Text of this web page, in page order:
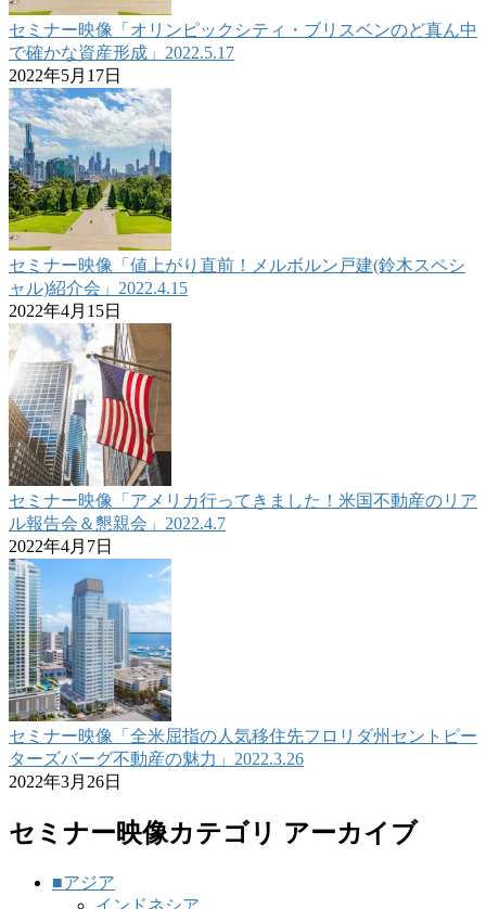
セミナー映像「オリンピックシティ・ブリスベンのど真ん中
で確かな資産形成」2022.5.17
2022年5月17日
セミナー映像「値上がり直前！メルボルン戸建(鈴木スペシ
ャル)紹介会」2022.4.15
2022年4月15日
セミナー映像「アメリカ行ってきました！米国不動産のリア
ル報告会＆懇親会」2022.4.7
2022年4月7日
セミナー映像「全米屈指の人気移住先フロリダ州セントピー
ターズバーグ不動産の魅力」2022.3.26
2022年3月26日
セミナー映像カテゴリ アーカイブ
■アジア
インドネシア